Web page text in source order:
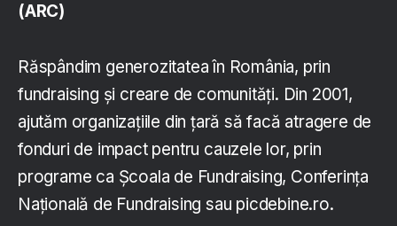
(ARC)
Răspândim generozitatea în România, prin
fundraising și creare de comunități. Din 2001,
ajutăm organizațiile din țară să facă atragere de
fonduri de impact pentru cauzele lor, prin
programe ca Școala de Fundraising, Conferința
Națională de Fundraising sau picdebine.ro.